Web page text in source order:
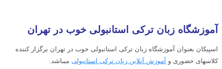
آموزشگاه زبان ترکی استانبولی خوب در تهران
اسپیکان بعنوان آموزشگاه زبان ترکی استانبولی خوب در تهران برگزار کننده
کلاسهای حضوری و
آموزش آنلاین زبان ترکی استانبولی میباشد.